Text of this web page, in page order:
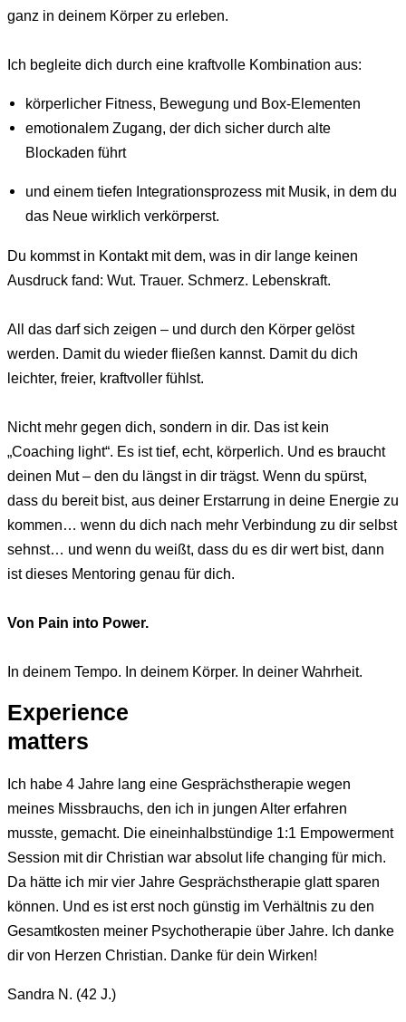
ganz in deinem Körper zu erleben.
Ich begleite dich durch eine kraftvolle Kombination aus:
körperlicher Fitness, Bewegung und Box-Elementen
emotionalem Zugang, der dich sicher durch alte
Blockaden führt
und einem tiefen Integrationsprozess mit Musik, in dem du
das Neue wirklich verkörperst.
Du kommst in Kontakt mit dem, was in dir lange keinen
Ausdruck fand: Wut. Trauer. Schmerz. Lebenskraft.
All das darf sich zeigen – und durch den Körper gelöst
werden. Damit du wieder fließen kannst. Damit du dich
leichter, freier, kraftvoller fühlst.
Nicht mehr gegen dich, sondern in dir. Das ist kein
„Coaching light“. Es ist tief, echt, körperlich. Und es braucht
deinen Mut – den du längst in dir trägst. Wenn du spürst,
dass du bereit bist, aus deiner Erstarrung in deine Energie zu
kommen… wenn du dich nach mehr Verbindung zu dir selbst
sehnst… und wenn du weißt, dass du es dir wert bist, dann
ist dieses Mentoring genau für dich.
Von Pain into Power.
In deinem Tempo. In deinem Körper. In deiner Wahrheit.
Experience
matters
Ich habe 4 Jahre lang eine Gesprächstherapie wegen
meines Missbrauchs, den ich in jungen Alter erfahren
musste, gemacht. Die eineinhalbstündige 1:1 Empowerment
Session mit dir Christian war absolut life changing für mich.
Da hätte ich mir vier Jahre Gesprächstherapie glatt sparen
können. Und es ist erst noch günstig im Verhältnis zu den
Gesamtkosten meiner Psychotherapie über Jahre. Ich danke
dir von Herzen Christian. Danke für dein Wirken!
Sandra N. (42 J.)